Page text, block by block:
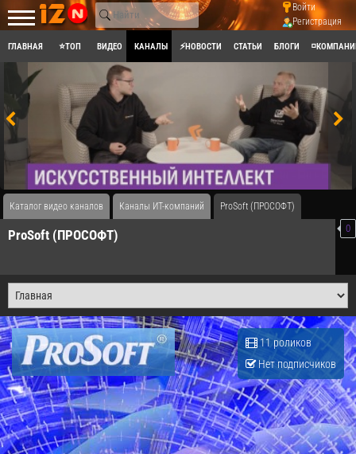
Войти
Регистрация
ГЛАВНАЯ ⭐ТОП ВИДЕО КАНАЛЫ ⚡НОВОСТИ СТАТЬИ БЛОГИ
Каталог видео каналов Каналы ИТ-компаний ProSoft (ПРОСОФТ)
0
ProSoft (ПРОСОФТ)
11 роликов
Нет подписчиков